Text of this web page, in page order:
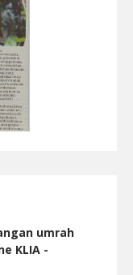
umrah
KLIA -